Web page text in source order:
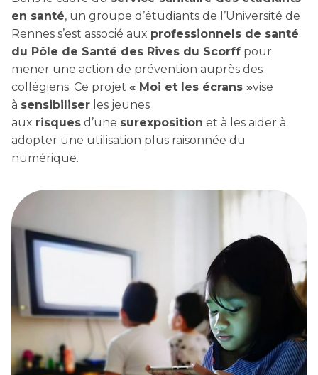
en santé, un groupe d’étudiants de l’Université de
Rennes s’est associé aux professionnels de santé
du Pôle de Santé des Rives du Scorff pour
mener une action de prévention auprès des
collégiens. Ce projet « Moi et les écrans »vise
à sensibiliser les jeunes
aux risques d’une surexposition et à les aider à
adopter une utilisation plus raisonnée du
numérique.